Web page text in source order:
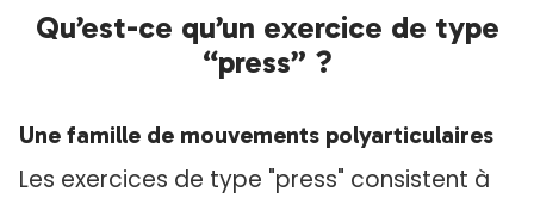
Qu’est-ce qu’un exercice de type
“press” ?
Une famille de mouvements polyarticulaires
Les exercices de type "press" consistent à